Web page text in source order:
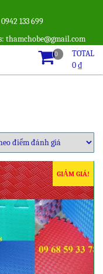
133 699
thamchobe@gmail.com
0
TOTAL
0₫
GIẢM GIÁ!